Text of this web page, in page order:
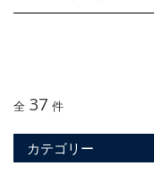
全 37 件
カテゴリー